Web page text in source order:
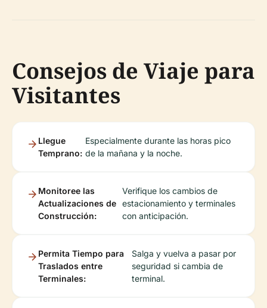
Consejos de Viaje para
Visitantes
Llegue
Temprano:
Especialmente durante las horas pico
de la mañana y la noche.
Monitoree las
Actualizaciones de
Construcción:
Verifique los cambios de
estacionamiento y terminales
con anticipación.
Permita Tiempo para
Traslados entre
Terminales:
Salga y vuelva a pasar por
seguridad si cambia de
terminal.